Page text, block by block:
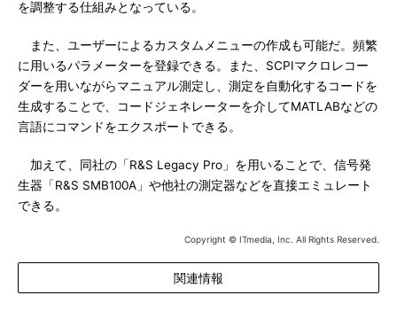
を調整する仕組みとなっている。
また、ユーザーによるカスタムメニューの作成も可能だ。頻繁
に用いるパラメーターを登録できる。また、SCPIマクロレコー
ダーを用いながらマニュアル測定し、測定を自動化するコードを
生成することで、コードジェネレーターを介してMATLABなどの
言語にコマンドをエクスポートできる。
加えて、同社の「R&S Legacy Pro」を用いることで、信号発
生器「R&S SMB100A」や他社の測定器などを直接エミュレート
できる。
Copyright © ITmedia, Inc. All Rights Reserved.
関連情報